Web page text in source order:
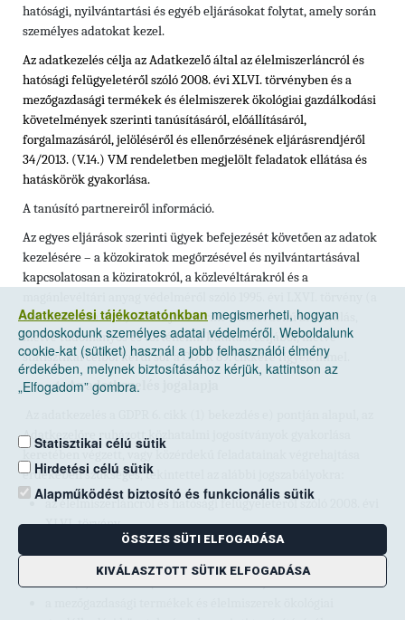
hatósági, nyilvántartási és egyéb eljárásokat folytat, amely során
személyes adatokat kezel.
Az adatkezelés célja az Adatkezelő által az élelmiszerláncról és
hatósági felügyeletéről szóló 2008. évi XLVI. törvényben ésa
mezőgazdasági termékek és élelmiszerek ökológiai gazdálkodási
követelmények szerinti tanúsításáról, előállításáról,
forgalmazásáról, jelöléséről és ellenőrzésének eljárásrendjéről
34/2013. (V.14.) VM rendeletbenmegjelölt feladatok ellátása és
hatáskörök gyakorlása.
A tanúsító partnereiről információ.
Az egyes eljárások szerinti ügyek befejezését követően az adatok
kezelésére – a közokiratok megőrzésével és nyilvántartásával
kapcsolatosan a köziratokról, a közlevéltárakról és a
továbbiakban: Ltv.) szabályai szerint – közérdekű archiválás,
illetve tudományos és történelmi kutatási céljából, illetve
statisztikai célból kerül sor a GDPR 89. cikkére figyelemmel.
Az adatkezelés jogalapja
Adatkezelőre ruházott közhatalmi jogosítványok gyakorlása
érdekében szükséges, tekintettel az alábbi jogszabályokra:
az élelmiszerláncról és hatósági felügyeletéről szóló 2008. évi
XLVI. törvény,
a hatósági eljárások vonatkozásában az általános közigazgatási
rendtartásról szóló 2016. évi CL. törvény (a továbbiakban: Ákr.)
27. § (2) bekezdése, valamint a 33–34. §;
Adatkezelési tájékoztatónkban megismerheti, hogyan
gondoskodunk személyes adatai védelméről. Weboldalunk
cookie-kat (sütiket) használ a jobb felhasználói élmény
érdekében, melynek biztosításához kérjük, kattintson az
„Elfogadom” gombra.
Statisztikai célú sütik
Hirdetési célú sütik
Alapműködést biztosító és funkcionális sütik
ÖSSZES SÜTI ELFOGADÁSA
KIVÁLASZTOTT SÜTIK ELFOGADÁSA